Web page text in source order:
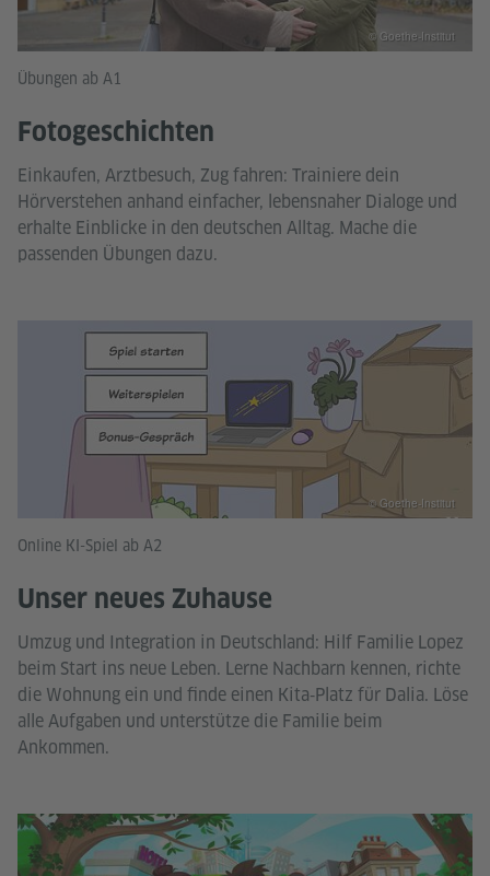
Übungen ab A1
Fotogeschichten
Einkaufen, Arztbesuch, Zug fahren: Trainiere dein
Hörverstehen anhand einfacher, lebensnaher Dialoge und
erhalte Einblicke in den deutschen Alltag. Mache die
passenden Übungen dazu.
© Goethe-Institut
Online KI-Spiel ab A2
Unser neues Zuhause
Umzug und Integration in Deutschland: Hilf Familie Lopez
beim Start ins neue Leben. Lerne Nachbarn kennen, richte
die Wohnung ein und finde einen Kita‑Platz für Dalia. Löse
alle Aufgaben und unterstütze die Familie beim
Ankommen.
© Goethe-Institut